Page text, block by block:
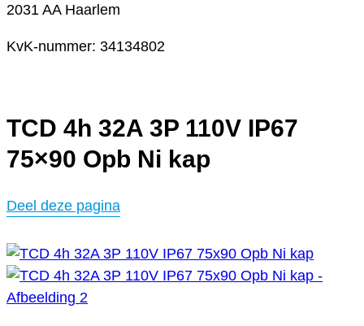
2031 AA Haarlem
KvK-nummer: 34134802
TCD 4h 32A 3P 110V IP67
75×90 Opb Ni kap
Deel deze pagina